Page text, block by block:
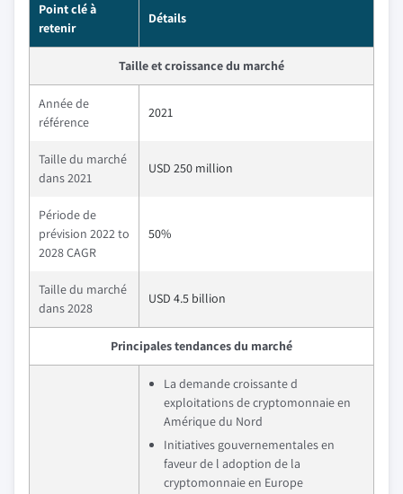
Point clé à
retenir
Détails
Taille et croissance du marché
Année de
référence
2021
Taille du marché
dans 2021
USD 250 million
Période de
prévision 2022 to
2028 CAGR
50%
Taille du marché
dans 2028
USD 4.5 billion
Principales tendances du marché
La demande croissante d
exploitations de cryptomonnaie en
Amérique du Nord
Initiatives gouvernementales en
faveur de l adoption de la
cryptomonnaie en Europe